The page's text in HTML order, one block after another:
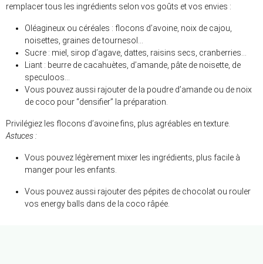
remplacer tous les ingrédients selon vos goûts et vos envies :
Oléagineux ou céréales : flocons d’avoine, noix de cajou,
noisettes, graines de tournesol…
Sucre : miel, sirop d’agave, dattes, raisins secs, cranberries…
Liant : beurre de cacahuètes, d’amande, pâte de noisette, de
speculoos…
Vous pouvez aussi rajouter de la poudre d’amande ou de noix
de coco pour “densifier” la préparation.
Privilégiez les flocons d’avoine fins, plus agréables en texture.
Astuces :
Vous pouvez légèrement mixer les ingrédients, plus facile à
manger pour les enfants.
Vous pouvez aussi rajouter des pépites de chocolat ou rouler
vos energy balls dans de la coco râpée.